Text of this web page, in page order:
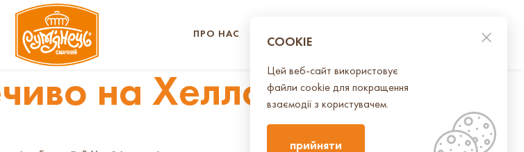
ПРО НАС EN
на Хелловін
COOKIE
Цей веб-сайт використовує
файли cookie для покращення
взаємодії з користувачем.
прийняти